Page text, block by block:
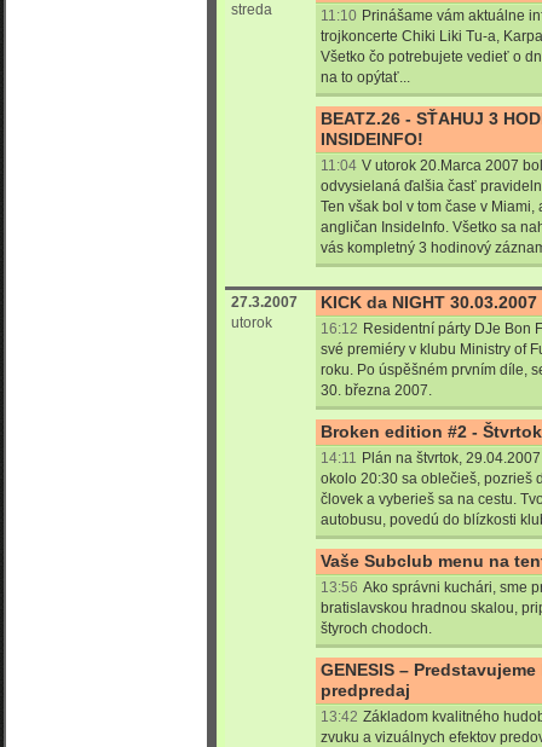
streda
11:10 Prinášame vám aktuálne
trojkoncerte Chiki Liki Tu-a,
Všetko čo potrebujete vedieť o
na to opýtať...
BEATZ.26 - SŤAHUJ 3
INSIDEINFO!
11:04 V utorok 20.Marca 2007
odvysielaná ďalšia časť
Ten však bol v tom čase v
angličan InsideInfo. Všetko sa
vás kompletný 3 hodinový
27.3.2007
utorok
KICK da NIGHT
16:12 Residentní párty DJe Bon
své premiéry v klubu Ministry of
roku. Po úspěšném prvním díle,
30. března 2007.
Broken edition #2 -
14:11 Plán na štvrtok,
okolo 20:30 sa oblečieš, pozrieš
človek a vyberieš sa na cestu.
autobusu, povedú do blízkosti
Vaše Subclub menu na
13:56 Ako správni kuchári, sme
bratislavskou hradnou skalou,
štyroch chodoch.
GENESIS –
predpredaj
13:42 Základom kvalitného
zvuku a vizuálnych efektov